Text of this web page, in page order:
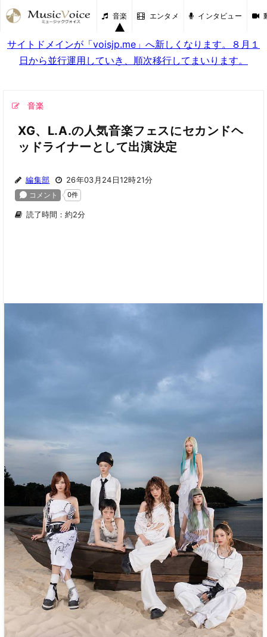
音楽 エンタメ インタビュー
サイトドメインが「voisjp.me」へ新しくなります。８月１
日から並行運用していき、順次移行してまいります。
音楽
XG、L.A.の人気音楽フェスにセカンドヘ
ッドライナーとして出演決定
編集部 26年03月24日12時21分
読了時間：約2分